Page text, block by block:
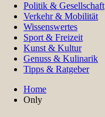
Politik & Gesellschaft
Verkehr & Mobilität
Wissenswertes
Sport & Freizeit
Kunst & Kultur
Genuss & Kulinarik
Tipps & Ratgeber
Home
Only